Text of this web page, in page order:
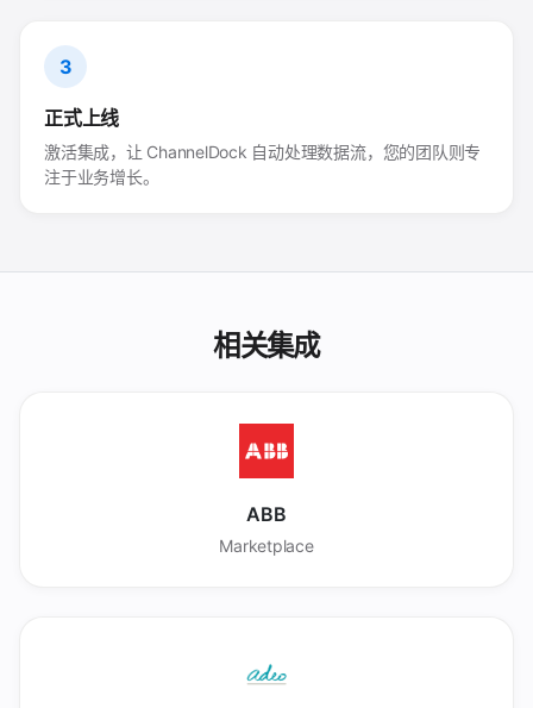
3
正式上线
激活集成，让 ChannelDock 自动处理数据流，您的团队则专
注于业务增长。
相关集成
ABB
Marketplace